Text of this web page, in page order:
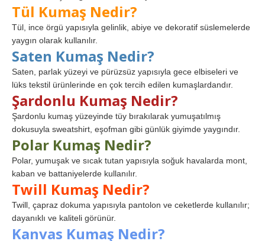
Tül Kumaş Nedir?
Tül, ince örgü yapısıyla gelinlik, abiye ve dekoratif süslemelerde
yaygın olarak kullanılır.
Saten Kumaş Nedir?
Saten, parlak yüzeyi ve pürüzsüz yapısıyla gece elbiseleri ve
lüks tekstil ürünlerinde en çok tercih edilen kumaşlardandır.
Şardonlu Kumaş Nedir?
Şardonlu kumaş yüzeyinde tüy bırakılarak yumuşatılmış
dokusuyla sweatshirt, eşofman gibi günlük giyimde yaygındır.
Polar Kumaş Nedir?
Polar, yumuşak ve sıcak tutan yapısıyla soğuk havalarda mont,
kaban ve battaniyelerde kullanılır.
Twill Kumaş Nedir?
Twill, çapraz dokuma yapısıyla pantolon ve ceketlerde kullanılır;
dayanıklı ve kaliteli görünür.
Kanvas Kumaş Nedir?